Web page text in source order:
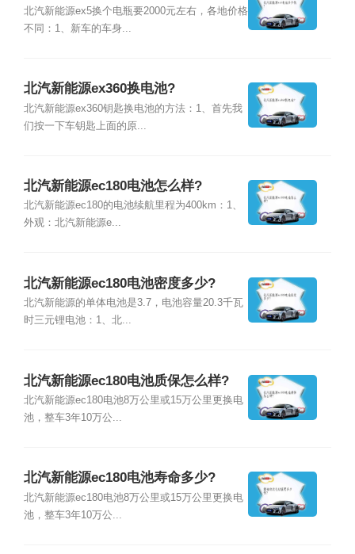
北汽新能源ex5换个电瓶要2000元左右，各地价格
不同：1、新车的车身...
北汽新能源ex360换电池?
北汽新能源ex360钥匙换电池的方法：1、首先我
们按一下车钥匙上面的原...
北汽新能源ec180电池怎么样?
北汽新能源ec180的电池续航里程为400km：1、
外观：北汽新能源e...
北汽新能源ec180电池密度多少?
北汽新能源的单体电池是3.7，电池容量20.3千瓦
时三元锂电池：1、北...
北汽新能源ec180电池质保怎么样?
北汽新能源ec180电池8万公里或15万公里更换电
池，整车3年10万公...
北汽新能源ec180电池寿命多少?
北汽新能源ec180电池8万公里或15万公里更换电
池，整车3年10万公...